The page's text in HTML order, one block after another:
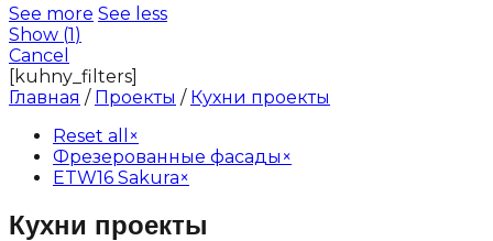
See more See less
Show (1)
Cancel
[kuhny_filters]
Главная / Проекты / Кухни проекты
Reset all
×
Фрезерованные фасады ×
ETW16 Sakura×
Кухни проекты